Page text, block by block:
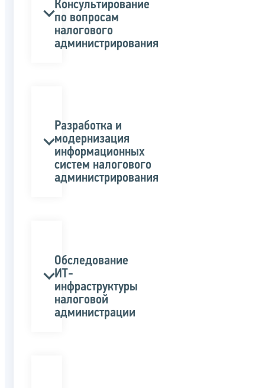
Консультирование
по вопросам
налогового
администрирования
Разработка и
модернизация
информационных
систем налогового
администрирования
Обследование
ИТ-
инфраструктуры
налоговой
администрации